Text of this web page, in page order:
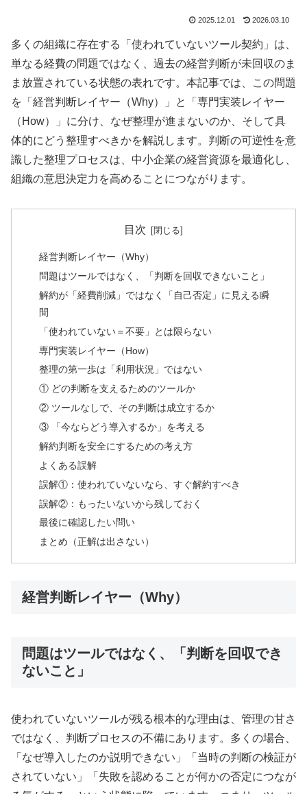
2025.12.01 2026.03.10
多くの組織に存在する「使われていないツール契約」は、
単なる経費の問題ではなく、過去の経営判断が未回収のま
ま放置されている状態の表れです。本記事では、この問題
を「経営判断レイヤー（Why）」と「専門実装レイヤー
（How）」に分け、なぜ整理が進まないのか、そして具
体的にどう整理すべきかを解説します。判断の可逆性を意
識した整理プロセスは、中小企業の経営資源を最適化し、
組織の意思決定力を高めることにつながります。
目次
経営判断レイヤー（Why）
問題はツールではなく、「判断を回収できないこと」
解約が「経費削減」ではなく「自己否定」に見える瞬
間
「使われていない＝不要」とは限らない
専門実装レイヤー（How）
整理の第一歩は「利用状況」ではない
① どの判断を支えるためのツールか
② ツールなしで、その判断は成立するか
③ 「今ならどう導入するか」を考える
解約判断を安全にするための考え方
よくある誤解
誤解①：使われていないなら、すぐ解約すべき
誤解②：もったいないから残しておく
最後に確認したい問い
まとめ（正解は出さない）
経営判断レイヤー（Why）
問題はツールではなく、「判断を回収でき
ないこと」
使われていないツールが残る根本的な理由は、管理の甘さ
ではなく、判断プロセスの不備にあります。多くの場合、
「なぜ導入したのか説明できない」「当時の判断の検証が
されていない」「失敗を認めることが何かの否定につなが